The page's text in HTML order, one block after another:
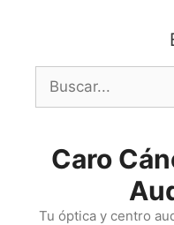
Buscar:
Caro
Tu óptica y centro